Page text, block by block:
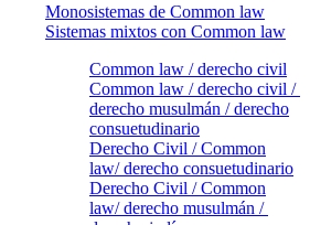
Monosistemas de Common law
Sistemas mixtos con Common law
Common law / derecho civil
Common law / derecho civil /
derecho musulmán / derecho
consuetudinario
Derecho Civil / Common
law/ derecho consuetudinario
Derecho Civil / Common
law/ derecho musulmán /